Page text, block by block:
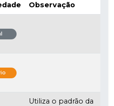
Observação
Utiliza o padrão da